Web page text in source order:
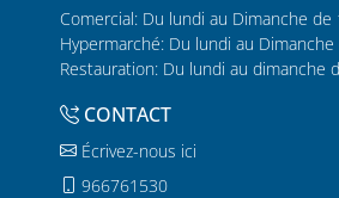
Comercial: Du lundi au Dimanche de
Hypermarché: Du lundi au
Restauration: Du lundi au dimanche
CONTACT
Écrivez-nous ici
966761530